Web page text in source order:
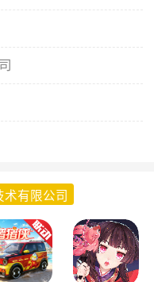
术有限公司